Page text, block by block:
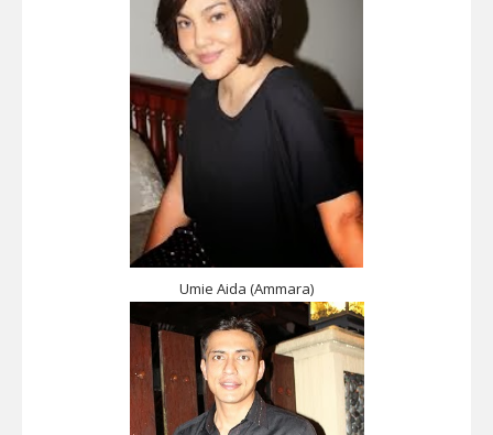
Umie Aida (Ammara)